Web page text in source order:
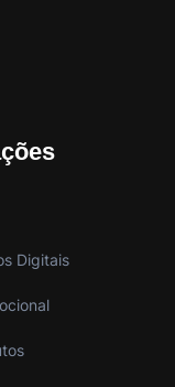
Digitais